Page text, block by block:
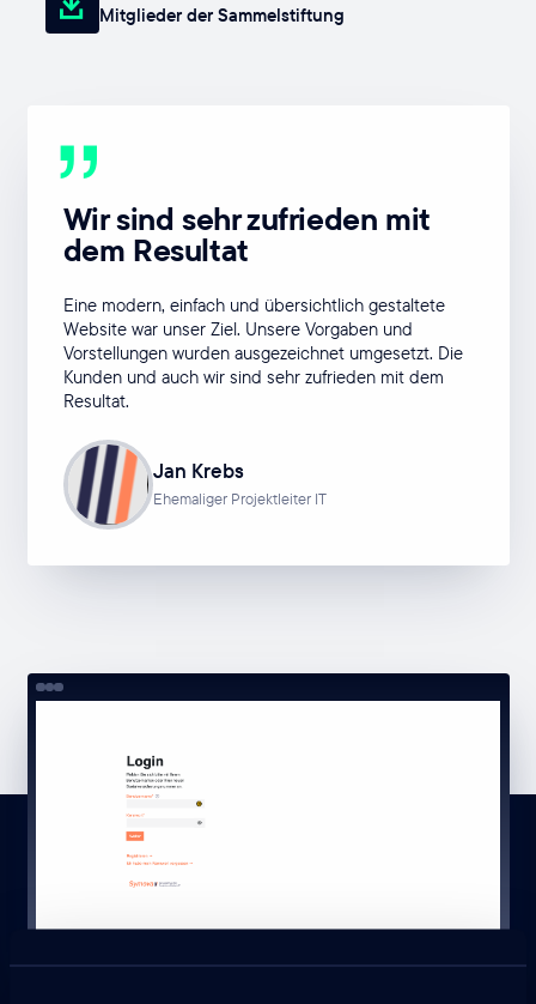
Mitglieder der Sammelstiftung
„
Wir sind sehr zufrieden mit
dem Resultat
Eine modern, einfach und übersichtlich gestaltete
Website war unser Ziel. Unsere Vorgaben und
Vorstellungen wurden ausgezeichnet umgesetzt. Die
Kunden und auch wir sind sehr zufrieden mit dem
Resultat.
Jan Krebs
Ehemaliger Projektleiter IT